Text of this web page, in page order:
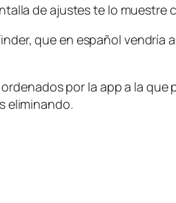
de ajustes te lo muestre
que en español
por la app a la
eliminando.